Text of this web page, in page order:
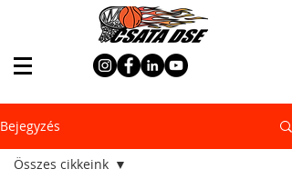
Bejegyzés
Összes cikkeink